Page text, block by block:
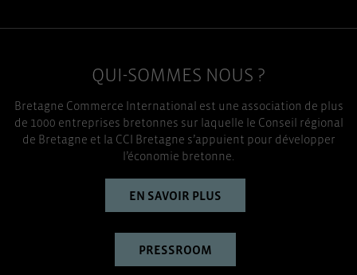
QUI-SOMMES NOUS ?
Bretagne Commerce International est une association de plus
de 1000 entreprises bretonnes sur laquelle le Conseil régional
de Bretagne et la CCI Bretagne s’appuient pour développer
l’économie bretonne.
EN SAVOIR PLUS
PRESSROOM